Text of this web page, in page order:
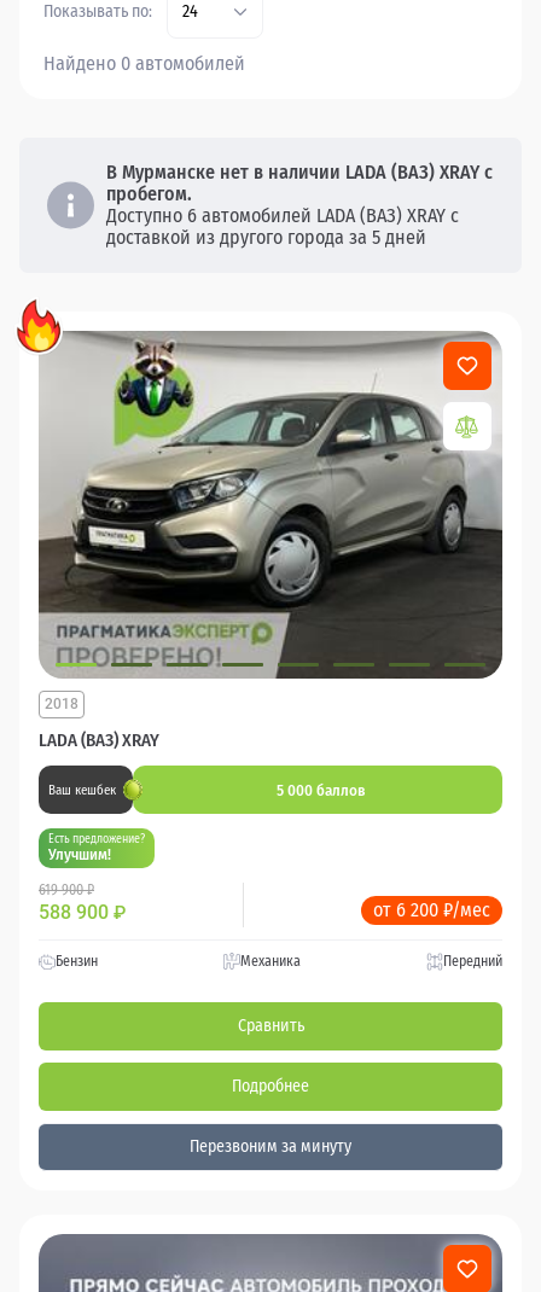
Показывать по: 24
Найдено 0 автомобилей
В Мурманске нет в наличии LADA (ВАЗ) XRAY с
пробегом.
Доступно 6 автомобилей LADA (ВАЗ) XRAY с
доставкой из другого города за 5 дней
LADA (ВАЗ) XRAY
2018
Ваш кешбек 5 000 баллов
Есть предложение?
Улучшим!
619 900 ₽
588 900 ₽ от 6 200 ₽/мес
Бензин Механика Передний
Сравнить
Подробнее
Перезвоним за минуту